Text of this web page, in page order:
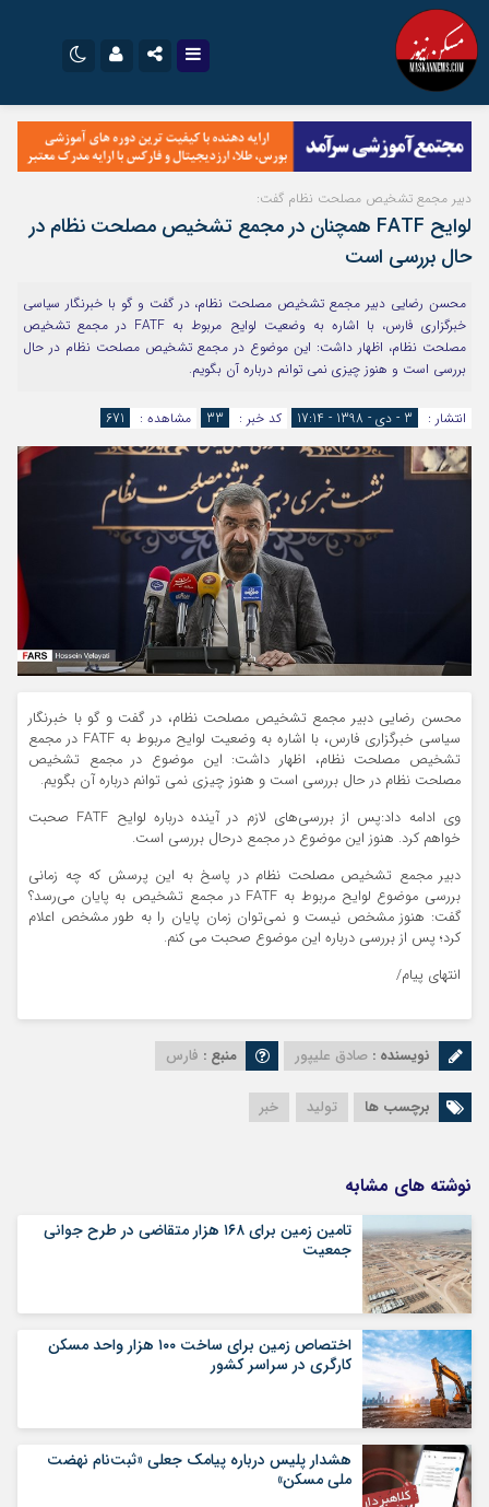
اینستاگرام
تلگرام
سروش
ایتا
آپارات
اپلیکیشن
نام کاربری یا نشانی ایمیل
رمز عبور
مرا به خاطر بسپار
دبیر مجمع تشخیص مصلحت نظام گفت:
لوایح FATF همچنان در مجمع تشخیص مصلحت نظام در
حال بررسی است
محسن رضایی دبیر مجمع تشخیص مصلحت نظام، در گفت و گو با خبرنگار سیاسی
خبرگزاری فارس، با اشاره به وضعیت لوایح مربوط به FATF در مجمع تشخیص
مصلحت نظام، اظهار داشت: این موضوع در مجمع تشخیص مصلحت نظام در حال
بررسی است و هنوز چیزی نمی توانم درباره آن بگویم.
انتشار : 3 - دی - 1398 - 17:14 کد خبر : 33 مشاهده : 671
محسن رضایی دبیر مجمع تشخیص مصلحت نظام، در گفت و گو با خبرنگار
سیاسی خبرگزاری فارس، با اشاره به وضعیت لوایح مربوط به FATF در مجمع
تشخیص مصلحت نظام، اظهار داشت: این موضوع در مجمع تشخیص
مصلحت نظام در حال بررسی است و هنوز چیزی نمی توانم درباره آن بگویم.
وی ادامه داد:‌پس از بررسی‌های لازم در آینده درباره لوایح FATF صحبت
خواهم کرد. هنوز این موضوع در مجمع درحال بررسی است.
دبیر مجمع تشخیص مصلحت نظام در پاسخ به این پرسش که چه زمانی
بررسی موضوع لوایح مربوط به FATF در مجمع تشخیص به پایان می‌رسد؟
گفت: هنوز مشخص نیست و نمی‌توان زمان پایان را به طور مشخص اعلام
کرد؛ پس از بررسی درباره این موضوع صحبت می کنم.
انتهای پیام/
نویسنده : صادق علیپور منبع : فارس
برچسب ها تولید خبر
نوشته های مشابه
تامین زمین برای ۱۶۸ هزار متقاضی در طرح جوانی
جمعیت
اختصاص زمین برای ساخت ۱۰۰ هزار واحد مسکن
کارگری در سراسر کشور
هشدار پلیس درباره پیامک جعلی «ثبت‌نام نهضت
ملی مسکن»